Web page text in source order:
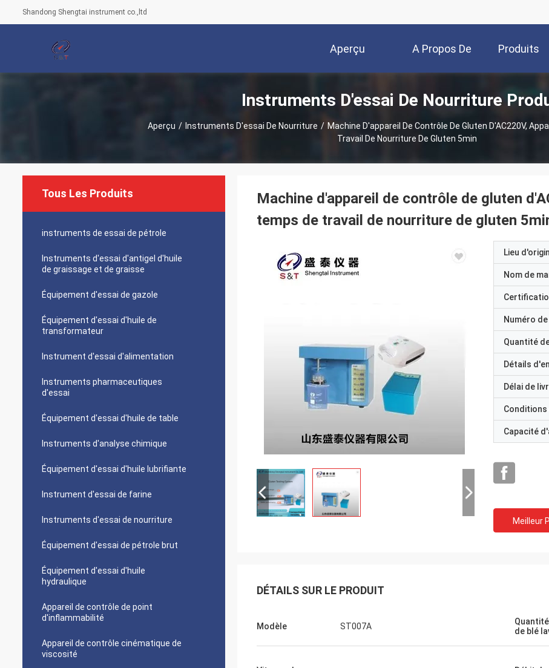
Shandong Shengtai instrument co.,ltd
Aperçu A Propos De
Nous
Produits
Instruments D'essai De Nourriture
Aperçu / Instruments D'essai De Nourriture / Machine D'appareil De Contrôle De Gluten D'AC220V,
Travail De Nourriture De Gluten 5min
Tous Les Produits
instruments de essai de pétrole
Instruments d'essai d'antigel d'huile
de graissage et de graisse
Équipement d'essai de gazole
Équipement d'essai d'huile de
transformateur
Instrument d'essai d'alimentation
Instruments pharmaceutiques
d'essai
Équipement d'essai d'huile de table
Instruments d'analyse chimique
Équipement d'essai d'huile lubrifiante
Instrument d'essai de farine
Instruments d'essai de nourriture
Équipement d'essai de pétrole brut
Équipement d'essai d'huile
hydraulique
Appareil de contrôle de point
d'inflammabilité
Appareil de contrôle cinématique de
viscosité
Machine d'appareil de contrôle de gluten
temps de travail de nourriture de gluten
Lieu
Nom de
Numéro
Quantité
Détails
Délai de
Conditions
Capacité
Meilleur
DÉTAILS SUR LE PRODUIT
Modèle ST007A
de blé